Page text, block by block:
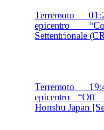
Terremoto
epicentro
Settentrionale
Terremoto
epicentro “Off
Honshu Japan